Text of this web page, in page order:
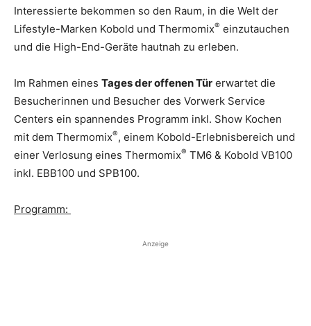
Interessierte bekommen so den Raum, in die Welt der
Lifestyle-Marken Kobold und Thermomix® einzutauchen
und die High-End-Geräte hautnah zu erleben.
Im Rahmen eines Tages der offenen Tür erwartet die
Besucherinnen und Besucher des Vorwerk Service
Centers ein spannendes Programm inkl. Show Kochen
mit dem Thermomix®, einem Kobold-Erlebnisbereich und
einer Verlosung eines Thermomix® TM6 & Kobold VB100
inkl. EBB100 und SPB100.
Programm:
Anzeige